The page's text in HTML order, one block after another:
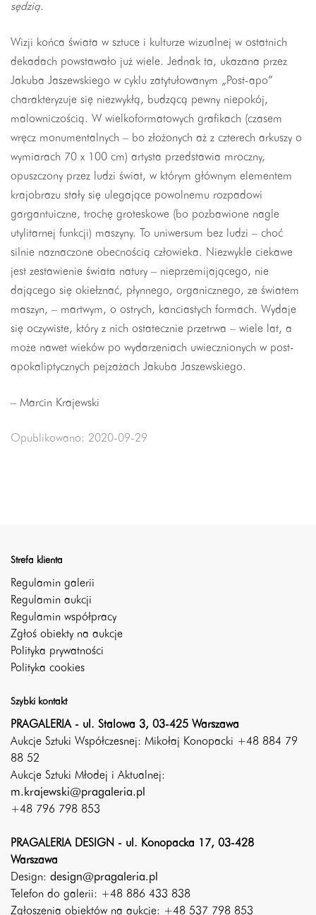
sędzią.
Wizji końca świata w sztuce i kulturze wizualnej w ostatnich
dekadach powstawało już wiele. Jednak ta, ukazana przez
Jakuba Jaszewskiego w cyklu zatytułowanym „Post-apo”
charakteryzuje się niezwykłą, budzącą pewny niepokój,
malowniczością. W wielkoformatowych grafikach (czasem
wręcz monumentalnych – bo złożonych aż z czterech arkuszy o
wymiarach 70 x 100 cm) artysta przedstawia mroczny,
opuszczony przez ludzi świat, w którym głównym elementem
krajobrazu stały się ulegające powolnemu rozpadowi
gargantuiczne, trochę groteskowe (bo pozbawione nagle
utylitarnej funkcji) maszyny. To uniwersum bez ludzi – choć
silnie naznaczone obecnością człowieka. Niezwykle ciekawe
jest zestawienie świata natury – nieprzemijającego, nie
dającego się okiełznać, płynnego, organicznego, ze światem
maszyn, – martwym, o ostrych, kanciastych formach. Wydaje
się oczywiste, który z nich ostatecznie przetrwa – wiele lat, a
może nawet wieków po wydarzeniach uwiecznionych w post-
apokaliptycznych pejzażach Jakuba Jaszewskiego.
– Marcin Krajewski
Opublikowano: 2020-09-29
Strefa klienta
Regulamin galerii
Regulamin aukcji
Regulamin współpracy
Zgłoś obiekty na aukcje
Polityka prywatności
Polityka cookies
Szybki kontakt
PRAGALERIA - ul. Stalowa 3, 03-425 Warszawa
Aukcje Sztuki Współczesnej: Mikołaj Konopacki +48 884 79
88 52
Aukcje Sztuki Młodej i Aktualnej:
m.krajewski@pragaleria.pl
+48 796 798 853
PRAGALERIA DESIGN - ul. Konopacka 17, 03-428
Warszawa
Design: design@pragaleria.pl
Telefon do galerii: +48 886 433 838
Zgłoszenia obiektów na aukcje: +48 537 798 853